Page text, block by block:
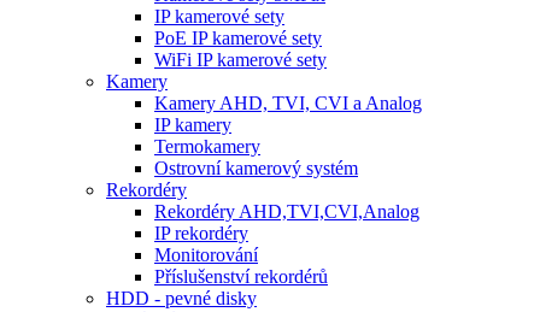
IP kamerové sety
PoE IP kamerové sety
WiFi IP kamerové sety
Kamery
Kamery AHD, TVI, CVI a Analog
IP kamery
Termokamery
Ostrovní kamerový systém
Rekordéry
Rekordéry AHD,TVI,CVI,Analog
IP rekordéry
Monitorování
Příslušenství rekordérů
HDD - pevné disky